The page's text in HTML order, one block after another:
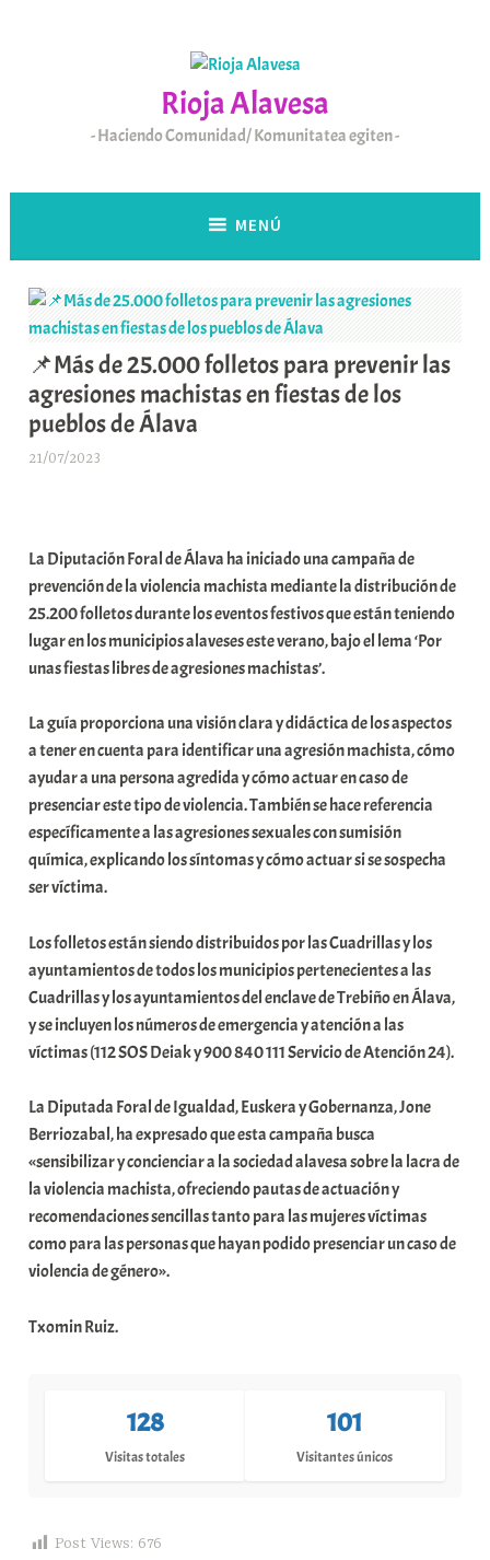
Rioja Alavesa
Haciendo Comunidad/ Komunitatea egiten
MENÚ
📌Más de 25.000 folletos para prevenir las
agresiones machistas en fiestas de los
pueblos de Álava
21/07/2023
a
r
E
r
r
o
x
a
K
o
m
i
t
a
t
e
La Diputación Foral de Álava ha iniciado una campaña de
prevención de la violencia machista mediante la distribución de
25.200 folletos durante los eventos festivos que están teniendo
lugar en los municipios alaveses este verano, bajo el lema ‘Por
unas fiestas libres de agresiones machistas’.
La guía proporciona una visión clara y didáctica de los aspectos
a tener en cuenta para identificar una agresión machista, cómo
ayudar a una persona agredida y cómo actuar en caso de
presenciar este tipo de violencia. También se hace referencia
específicamente a las agresiones sexuales con sumisión
química, explicando los síntomas y cómo actuar si se sospecha
ser víctima.
Los folletos están siendo distribuidos por las Cuadrillas y los
ayuntamientos de todos los municipios pertenecientes a las
Cuadrillas y los ayuntamientos del enclave de Trebiño en Álava,
y se incluyen los números de emergencia y atención a las
víctimas (112 SOS Deiak y 900 840 111 Servicio de Atención 24).
La Diputada Foral de Igualdad, Euskera y Gobernanza, Jone
Berriozabal, ha expresado que esta campaña busca
«sensibilizar y concienciar a la sociedad alavesa sobre la lacra de
la violencia machista, ofreciendo pautas de actuación y
recomendaciones sencillas tanto para las mujeres víctimas
como para las personas que hayan podido presenciar un caso de
violencia de género».
Txomin Ruiz.
128
Visitas totales
101
Visitantes únicos
Post Views: 676